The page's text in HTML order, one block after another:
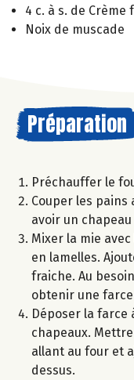
4 c. à s. de Crème
Noix de muscade
Préparation
Préchauffer le
Couper les pains
avoir un
Mixer la mie
en lamelles.
fraiche. Au
obtenir une
Déposer la farce
chapeaux.
allant au four et
dessus.